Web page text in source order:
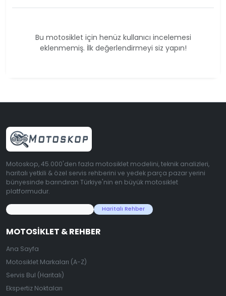
Bu motosiklet için henüz kullanıcı incelemesi
eklenmemiş. İlk değerlendirmeyi siz yapın!
Motoskop, 45.000'den fazla motosiklet modelini, teknik analizleri,
haritalı yetkili & özel servis rehberini ve yedek parça pazar yerini
bünyesinde barındıran Türkiye'nin en büyük motosiklet
platformudur.
Haritalı Rehber
MOTOSIKLET & REHBER
Ana Sayfa
Motosiklet Markaları (A-Z)
Servis Bul (Haritalı)
Ekspertiz Noktaları